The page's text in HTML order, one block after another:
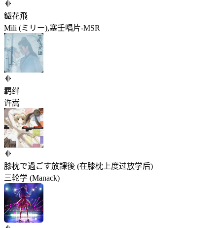
鐵花飛
Mili (ミリー),塞壬唱片-MSR
羁绊
许嵩
膝枕で過ごす放課後 (在膝枕上度过放学后)
三轮学 (Manack)